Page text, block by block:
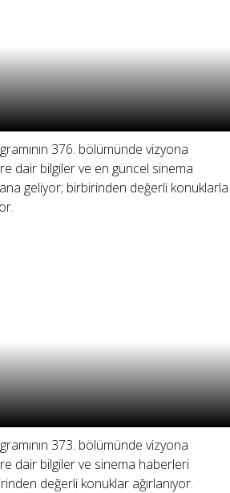
376. bölümünde vizyona
dair bilgiler ve en güncel sinema
geliyor; birbirinden değerli konuklarla
373. bölümünde vizyona
dair bilgiler ve sinema haberleri
değerli konuklar ağırlanıyor.